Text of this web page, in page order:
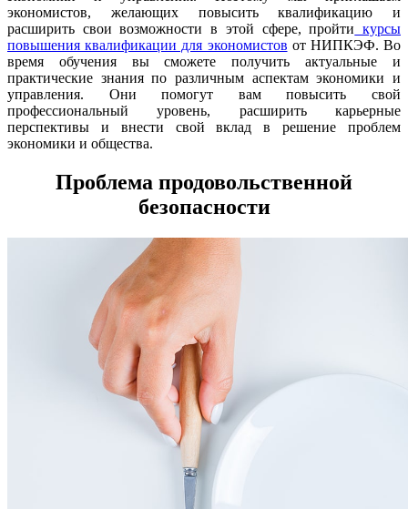
экономистов, желающих повысить квалификацию и
расширить свои возможности в этой сфере, пройти курсы
повышения квалификации для экономистов от НИПКЭФ. Во
время обучения вы сможете получить актуальные и
практические знания по различным аспектам экономики и
управления. Они помогут вам повысить свой
профессиональный уровень, расширить карьерные
перспективы и внести свой вклад в решение проблем
экономики и общества.
Проблема продовольственной
безопасности